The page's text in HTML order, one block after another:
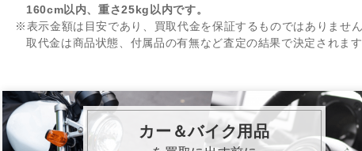
160cm以内、重さ25kg以内です。
※表示金額は目安であり、買取代金を保証するものではありませ
取代金は商品状態、付属品の有無など査定の結果で決定されま
カー＆バイク用品